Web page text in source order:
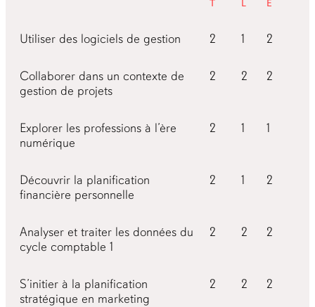
Théorie Labos
Utiliser des logiciels de gestion 2 1 2
Collaborer dans un contexte de
gestion de projets
2 2 2
Explorer les professions à l’ère
numérique
2 1 1
Découvrir la planification
financière personnelle
2 1 2
Analyser et traiter les données du
cycle comptable 1
2 2 2
S’initier à la planification
stratégique en marketing
2 2 2